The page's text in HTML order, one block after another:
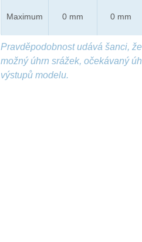
Maximum 0 mm 0 mm
Pravděpodobnost udává šanci,
možný úhrn srážek, očekávaný
výstupů modelu.